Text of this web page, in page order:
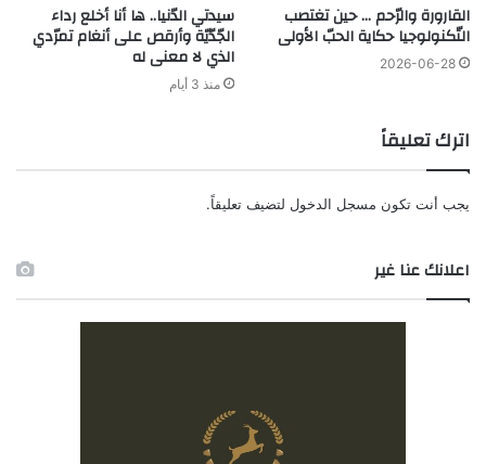
القارورة والرّحم … حين تغتصب
التّكنولوجيا حكاية الحبّ الأولى
2026-06-28
سيدتي الدّنيا.. ها أنا أخلع رداء
الجّدّيّة وأرقص على أنغام تمرّدي
الذي لا معنى له
منذ 3 أيام
اترك تعليقاً
يجب أنت تكون مسجل الدخول لتضيف تعليقاً.
اعلانك عنا غير